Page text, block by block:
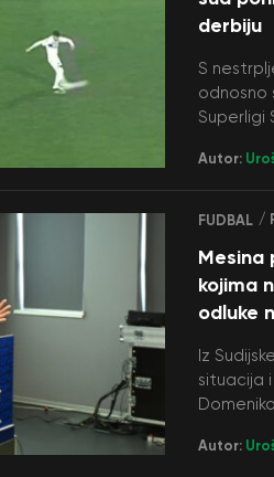
derbiju
S
odnosno
Superligi
Autor:
FUDBAL /
Mesina
kojima
odluke
Iz
situacija
Autor: